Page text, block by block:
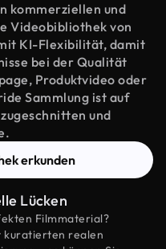
kommerziellen und
Videobibliothek von
KI-Flexibilität, damit
bei der Qualität
Produktvideo oder
Sammlung ist auf
und
erkunden
Lücken
Filmmaterial?
kuratierten realen